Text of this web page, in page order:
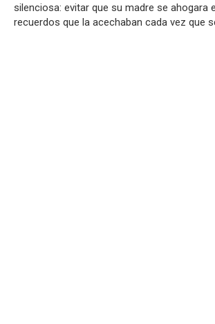
silenciosa: evitar que su madre se ahogara
recuerdos que la acechaban cada vez que